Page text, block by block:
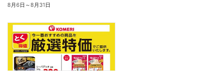
8月6日 ～8月31日